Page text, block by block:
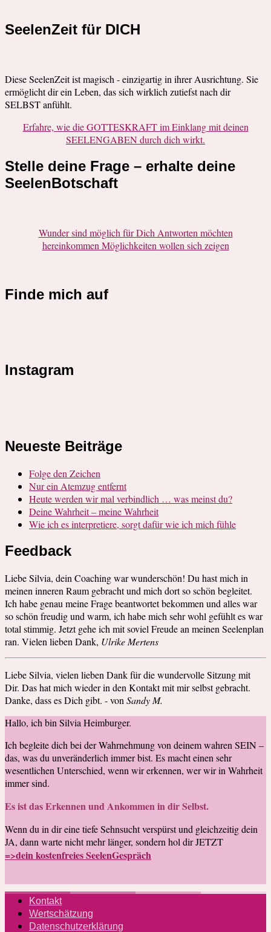
SeelenZeit für DICH
Diese SeelenZeit ist magisch - einzigartig in ihrer Ausrichtung. Sie
ermöglicht dir ein Leben, das sich wirklich zutiefst nach dir
SELBST anfühlt.
Erfahre, wie die GOTTESKRAFT im Einklang mit deinen
SEELENGABEN durch dich wirkt.
Stelle deine Frage – erhalte deine
SeelenBotschaft
Wunder sind möglich für Dich Antworten möchten
hereinkommen Möglichkeiten wollen sich zeigen
Finde mich auf
Instagram
Neueste Beiträge
Folge den Zeichen
Nur ein Atemzug entfernt
Heute werden wir mal verbindlich … was meinst du?
Deine Wahrheit – meine Wahrheit
Wie ich es interpretiere, sorgt dafür wie ich mich fühle
Feedback
Liebe Silvia, dein Coaching war wunderschön! Du hast mich in
meinen inneren Raum gebracht und mich dort so schön begleitet.
Ich habe genau meine Frage beantwortet bekommen und alles war
so schön freudig und warm, ich habe mich sehr wohl gefühlt es war
total stimmig. Jetzt gehe ich mit soviel Freude an meinen Seelenplan
ran. Vielen lieben Dank, Ulrike Mertens
Liebe Silvia, vielen lieben Dank für die wundervolle Sitzung mit
Dir. Das hat mich wieder in den Kontakt mit mir selbst gebracht.
Danke, dass es Dich gibt. - von Sandy M.
Hallo, ich bin Silvia Heimburger.
Ich begleite dich bei der Wahrnehmung von deinem wahren SEIN –
das, was du unveränderlich immer bist. Es macht einen sehr
wesentlichen Unterschied, wenn wir erkennen, wer wir in Wahrheit
immer sind.
Es ist das Erkennen und Ankommen in dir Selbst.
Wenn du in dir eine tiefe Sehnsucht verspürst und gleichzeitig dein
JA, dann warte nicht mehr länger, sondern hol dir JETZT
=>dein kostenfreies SeelenGespräch
Kontakt
Wertschätzung
Datenschutzerklärung